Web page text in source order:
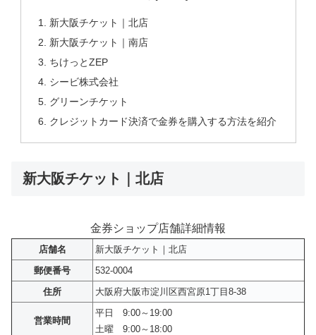
新大阪チケット｜北店
新大阪チケット｜南店
ちけっとZEP
シービ株式会社
グリーンチケット
クレジットカード決済で金券を購入する方法を紹介
新大阪チケット｜北店
金券ショップ店舗詳細情報
店舗名
新大阪チケット｜北店
郵便番号
532-0004
住所
大阪府大阪市淀川区西宮原1丁目8-38
営業時間
平日 9:00～19:00
土曜 9:00～18:00